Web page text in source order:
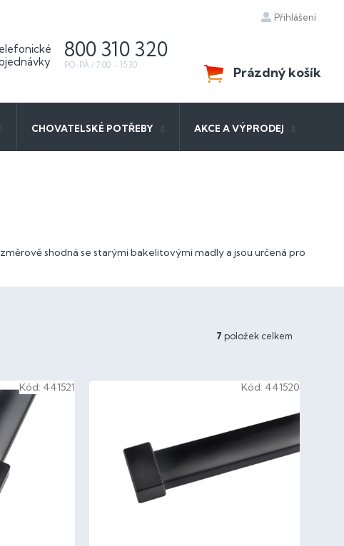
Přihlášení
800 310 320
NÁKUPNÍ
KOŠÍK
Prázdný košík
CHOVATELSKÉ POTŘEBY AKCE A VÝPRODEJ
shodná se starými bakelitovými madly a jsou určená pro
7 položek celkem
Kód: 441521 Kód: 441520